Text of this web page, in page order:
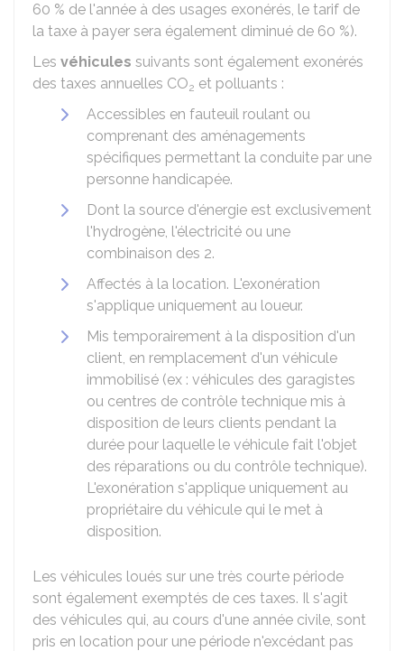
60 % de l'année à des usages exonérés, le tarif de
la taxe à payer sera également diminué de 60 %).
Les véhicules suivants sont également exonérés
des taxes annuelles CO2 et polluants :
Accessibles en fauteuil roulant ou
comprenant des aménagements
spécifiques permettant la conduite par une
personne handicapée.
Dont la source d'énergie est exclusivement
l'hydrogène, l'électricité ou une
combinaison des 2.
Affectés à la location. L'exonération
s'applique uniquement au loueur.
Mis temporairement à la disposition d'un
client, en remplacement d'un véhicule
immobilisé (ex : véhicules des garagistes
ou centres de contrôle technique mis à
disposition de leurs clients pendant la
durée pour laquelle le véhicule fait l'objet
des réparations ou du contrôle technique).
L'exonération s'applique uniquement au
propriétaire du véhicule qui le met à
disposition.
Les véhicules loués sur une très courte période
sont également exemptés de ces taxes. Il s'agit
des véhicules qui, au cours d'une année civile, sont
pris en location pour une période n'excédant pas